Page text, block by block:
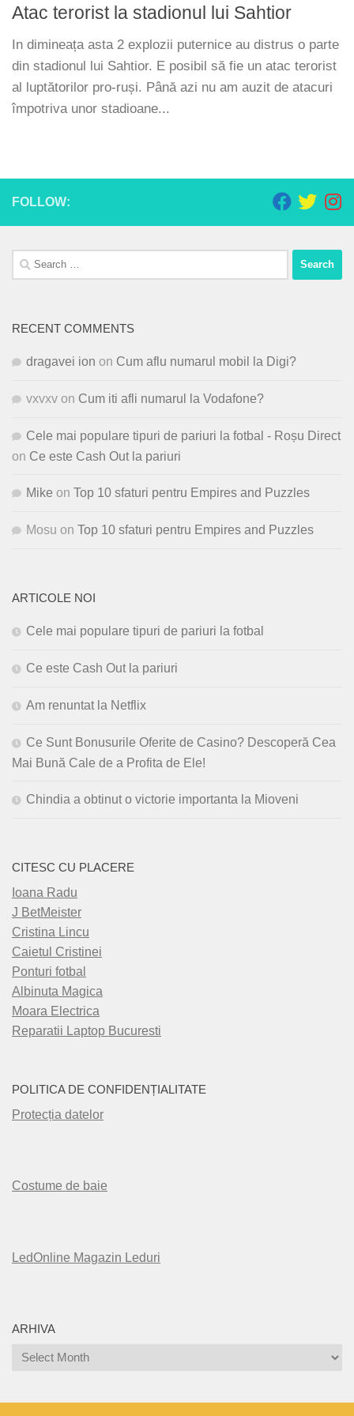
Atac terorist la stadionul lui Sahtior
In dimineața asta 2 explozii puternice au distrus o parte
din stadionul lui Sahtior. E posibil să fie un atac terorist
al luptătorilor pro-ruși. Până azi nu am auzit de atacuri
împotriva unor stadioane...
FOLLOW:
Search
for:
RECENT COMMENTS
dragavei ion on Cum aflu numarul mobil la Digi?
vxvxv on Cum iti afli numarul la Vodafone?
Cele mai populare tipuri de pariuri la fotbal - Roșu Direct
on Ce este Cash Out la pariuri
Mike on Top 10 sfaturi pentru Empires and Puzzles
Mosu on Top 10 sfaturi pentru Empires and Puzzles
ARTICOLE NOI
Cele mai populare tipuri de pariuri la fotbal
Ce este Cash Out la pariuri
Am renuntat la Netflix
Ce Sunt Bonusurile Oferite de Casino? Descoperă Cea
Mai Bună Cale de a Profita de Ele!
Chindia a obtinut o victorie importanta la Mioveni
CITESC CU PLACERE
Ioana Radu
J BetMeister
Cristina Lincu
Caietul Cristinei
Ponturi fotbal
Albinuta Magica
Moara Electrica
Reparatii Laptop Bucuresti
POLITICA DE CONFIDENȚIALITATE
Protecția datelor
Costume de baie
LedOnline Magazin Leduri
ARHIVA
Arhiva